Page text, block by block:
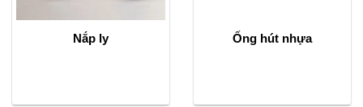
Nắp ly Ống hút nhựa